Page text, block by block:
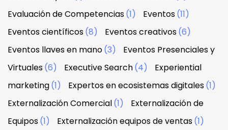
Evaluación de Competencias(1) Eventos(11)
Eventos científicos(8) Eventos creativos(6)
Eventos llaves en mano(3)
Eventos Presenciales y
Virtuales(6) Executive Search(4)
Experiential
marketing(1) Expertos en ecosistemas digitales(1)
Externalización Comercial(1)
Externalización de
Equipos(1) Externalización equipos de ventas(1)